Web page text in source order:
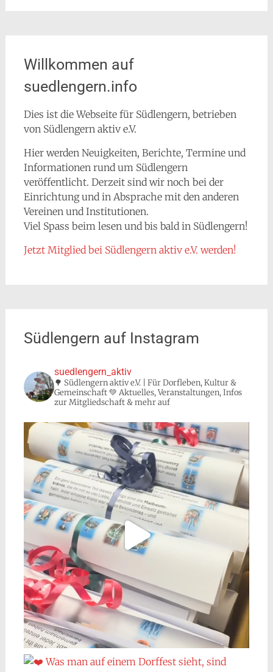
Willkommen auf
suedlengern.info
Dies ist die Webseite für Südlengern, betrieben
von Südlengern aktiv e.V.
Hier werden Neuigkeiten, Berichte, Termine und
Informationen rund um Südlengern
veröffentlicht. Derzeit sind wir noch bei der
Einrichtung und in Absprache mit den anderen
Vereinen und Institutionen.
Viel Spass beim lesen und bis bald in Südlengern!
Jetzt Mitglied bei Südlengern aktiv e.V. werden!
Südlengern auf Instagram
suedlengern_aktiv
🌳 Südlengern aktiv e.V. | Für Dorfleben, Kultur &
Gemeinschaft 💚 Aktuelles, Veranstaltungen, Infos
zur Mitgliedschaft & mehr auf